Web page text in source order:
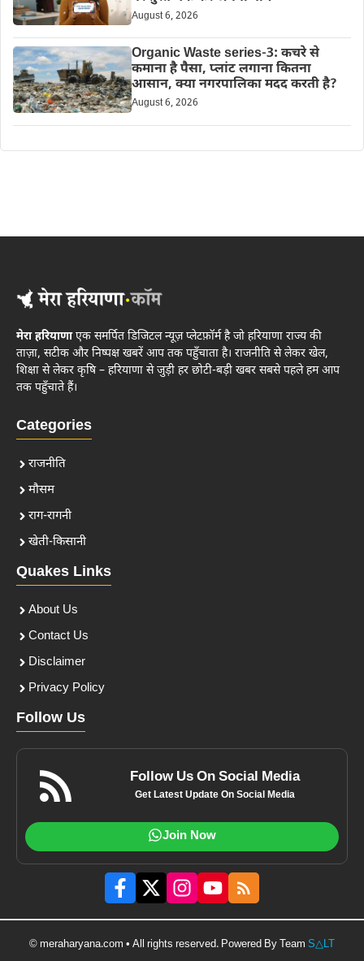
August 6, 2026
Organic Waste series-3: कचरे से
कमाना है पैसा, प्लांट लगाना कितना
आसान, क्या नगरपालिका मदद करती है?
August 6, 2026
मेरा हरियाणाएक समर्पित डिजिटल न्यूज़ प्लेटफ़ॉर्म है जो हरियाणा राज्य की
ताज़ा, सटीक और निष्पक्ष खबरें आप तक पहुँचाता है। राजनीति से लेकर खेल,
शिक्षा से लेकर कृषि – हरियाणा से जुड़ी हर छोटी-बड़ी खबर सबसे पहले हम आप
तक पहुँचाते हैं।
Categories
राजनीति
मौसम
राग-रागनी
खेती-किसानी
Quakes Links
About Us
Contact Us
Disclaimer
Privacy Policy
Follow Us
Follow Us On Social Media
Get Latest Update On Social Media
Join Now
© meraharyana.com • All rights reserved. Powered By Team S△LT